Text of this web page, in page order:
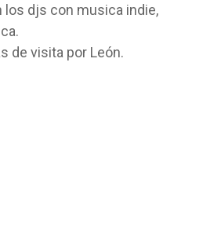
los djs con musica indie,
de visita por León.